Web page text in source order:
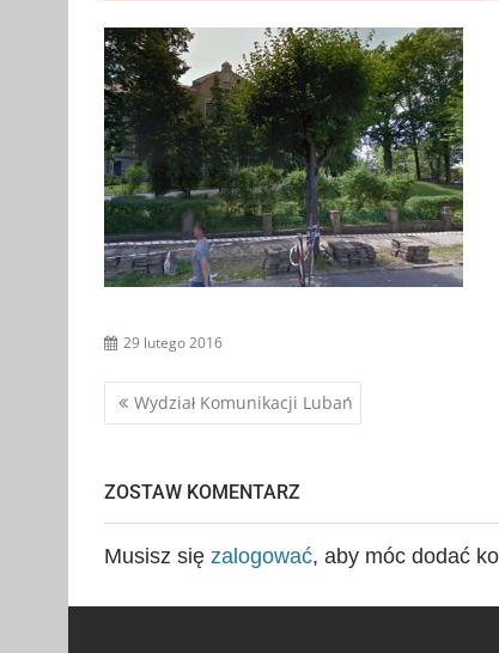
29 lutego 2016
Nawigacja
Wydział Komunikacji Lubań
ZOSTAW KOMENTARZ
Musisz się zalogować, aby móc dodać